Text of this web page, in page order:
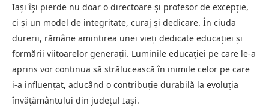
Iaşi îşi pierde nu doar o directoare şi profesor de excepţie,
ci şi un model de integritate, curaj şi dedicare. În ciuda
durerii, rămâne amintirea unei vieţi dedicate educaţiei şi
formării viitoarelor generaţii. Luminile educaţiei pe care le-a
aprins vor continua să strălucească în inimile celor pe care
i-a influenţat, aducând o contribuţie durabilă la evoluţia
învăţământului din judeţul Iaşi.